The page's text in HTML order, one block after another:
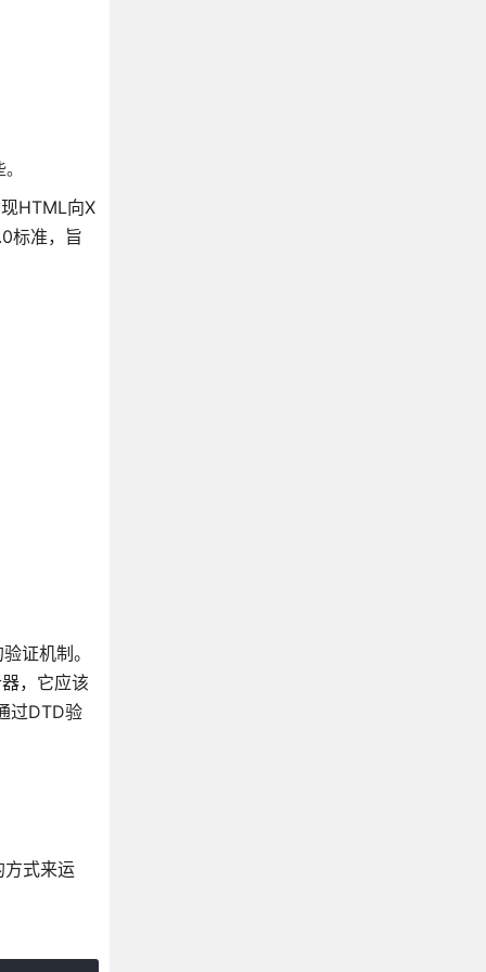
HTML向X
标准，旨
证机制。
，它应该
过DTD验
式来运